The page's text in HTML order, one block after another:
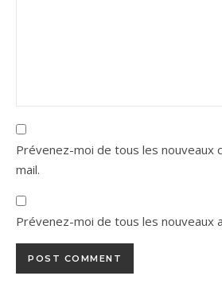
Prévenez-moi de tous les nouveaux
mail.
Prévenez-moi de tous les nouveaux